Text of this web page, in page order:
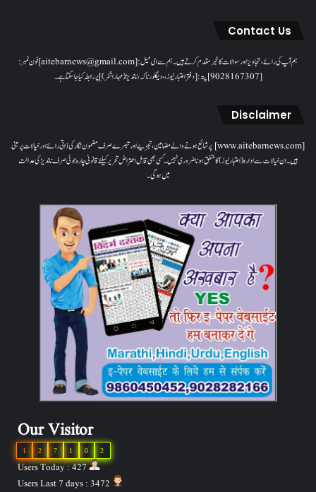
Contact Us
ہم آپ کی رائے، تجاویز اور سوالات کا خیرمقدم کرتے ہیں۔ ہم سےای میل: [aitebarnews@gmail.com]فون نمبر:
[9028167307]پتہ: [دفتر اعتبار نیوز، ، دیگلور ناکہ، ناندیڑ(مہاراشٹر) ] پر رابطہ کیا جاسکتا ہے۔
Disclaimer
[www.aitebarnews.com] پر شائع ہونے والے مضامین، تجزیے اور تبصرے صرف مضمون نگار کی ذاتی رائے اور خیالات پر مبنی
ہیں۔ ان خیالات سے ادارہ (اعتبار نیوز) کا متفق ہونا ضروری نہیں۔ کسی بھی قابل اعتراض تحریر کیلئے قانونی چارہ جوئی صرف ناندیڑ کی عدالت
میں ہوگی۔
Our Visitor
2
0
1
7
2
1
Users Today : 427